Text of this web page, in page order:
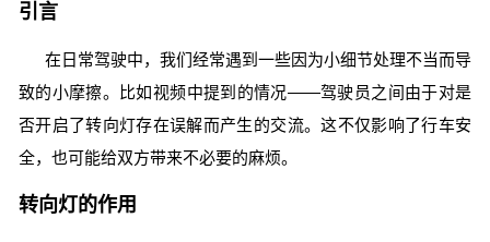
引言
在日常驾驶中，我们经常遇到一些因为小细节处理不当而导
致的小摩擦。比如视频中提到的情况——驾驶员之间由于对是
否开启了转向灯存在误解而产生的交流。这不仅影响了行车安
全，也可能给双方带来不必要的麻烦。
转向灯的作用